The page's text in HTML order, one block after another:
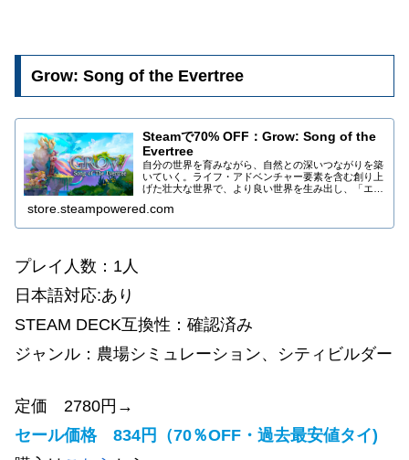
Grow: Song of the Evertree
Steamで70% OFF：Grow: Song of the
Evertree
自分の世界を育みながら、自然との深いつながりを築
いていく。ライフ・アドベンチャー要素を含む創り上
げた壮大な世界で、より良い世界を生み出し、「エバ
store.steampowered.com
プレイ人数：1人
日本語対応:あり
STEAM DECK互換性：確認済み
ジャンル： 農場シミュレーション、シティビルダー
定価 2780円→
セール価格 834円（70％OFF・過去最安値タイ)